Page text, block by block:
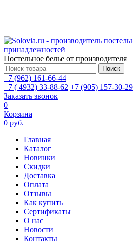
Постельное белье от производителя
Поиск
+7 (962) 161-66-44
+7 ( 4932) 33-88-62 +7 (905) 157-30-29
Заказать звонок
0
Корзина
0 руб.
Главная
Каталог
Новинки
Скидки
Доставка
Оплата
Отзывы
Как купить
Сертификаты
О нас
Новости
Контакты